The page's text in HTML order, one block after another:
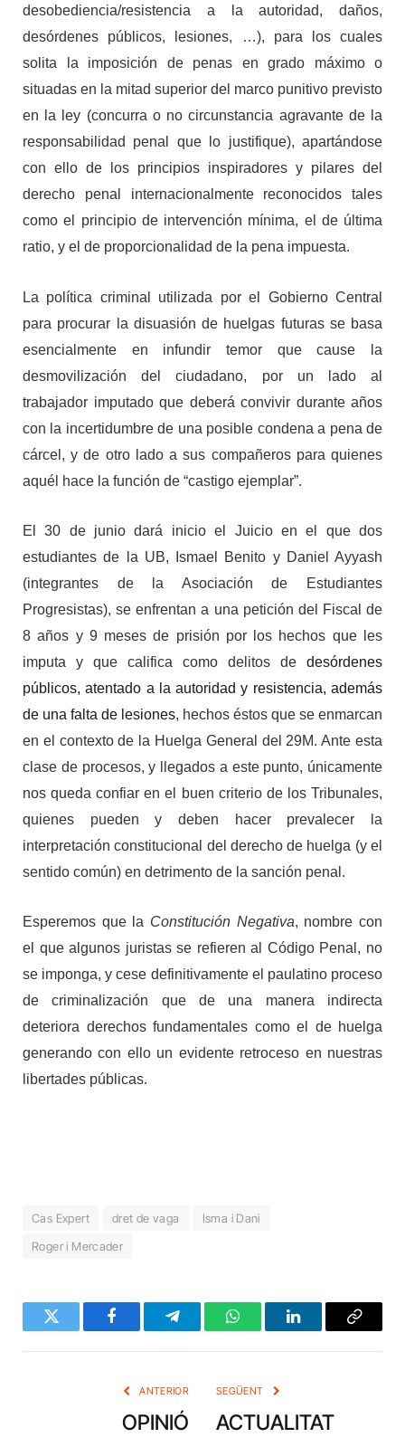
desobediencia/resistencia a la autoridad, daños,
desórdenes públicos, lesiones, …), para los cuales
solita la imposición de penas en grado máximo o
situadas en la mitad superior del marco punitivo previsto
en la ley (concurra o no circunstancia agravante de la
responsabilidad penal que lo justifique), apartándose
con ello de los principios inspiradores y pilares del
derecho penal internacionalmente reconocidos tales
como el principio de intervención mínima, el de última
ratio, y el de proporcionalidad de la pena impuesta.
La política criminal utilizada por el Gobierno Central
para procurar la disuasión de huelgas futuras se basa
esencialmente en infundir temor que cause la
desmovilización del ciudadano, por un lado al
trabajador imputado que deberá convivir durante años
con la incertidumbre de una posible condena a pena de
cárcel, y de otro lado a sus compañeros para quienes
aquél hace la función de “castigo ejemplar”.
El 30 de junio dará inicio el Juicio en el que dos
estudiantes de la UB, Ismael Benito y Daniel Ayyash
(integrantes de la Asociación de Estudiantes
Progresistas), se enfrentan a una petición del Fiscal de
8 años y 9 meses de prisión por los hechos que les
imputa y que califica como delitos de desórdenes
públicos, atentado a la autoridad y resistencia, además
de una falta de lesiones, hechos éstos que se enmarcan
en el contexto de la Huelga General del 29M. Ante esta
clase de procesos, y llegados a este punto, únicamente
nos queda confiar en el buen criterio de los Tribunales,
quienes pueden y deben hacer prevalecer la
interpretación constitucional del derecho de huelga (y el
sentido común) en detrimento de la sanción penal.
Esperemos que la Constitución Negativa, nombre con
el que algunos juristas se refieren al Código Penal, no
se imponga, y cese definitivamente el paulatino proceso
de criminalización que de una manera indirecta
deteriora derechos fundamentales como el de huelga
generando con ello un evidente retroceso en nuestras
libertades públicas.
Cas Expert dret de vaga
Isma i Dani
Roger i Mercader
Twitter FacebookTelegramWhatsAppLinkedInCopy
ANTERIOR
OPINIÓ
SEGÜENT
ACTUALITAT